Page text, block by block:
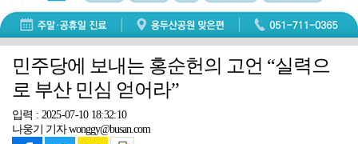
민주당에 보내는 홍순헌의 고언 “실력으
로 부산 민심 얻어라”
입력 : 2025-07-10 18:32:10
나웅기 기자 wonggy@busan.com